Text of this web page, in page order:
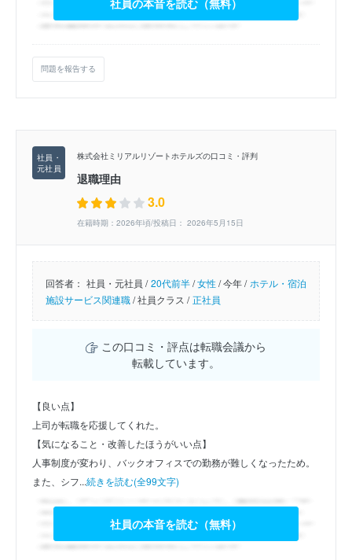
問題を報告する
株式会社ミリアルリゾートホテルズの口コミ・評判
退職理由
3.0
在籍時期：2026年頃/投稿日： 2026年5月15日
回答者： 社員・元社員 / 20代前半/女性/今年 / ホテル・宿泊
施設サービス関連職/社員クラス / 正社員
この口コミ・評点は転職会議から
転載しています。
【良い点】
上司が転職を応援してくれた。
【気になること・改善したほうがいい点】
人事制度が変わり、バックオフィスでの勤務が難しくなったため。
また、シフ...続きを読む(全99文字)
社員の本音を読む（無料）